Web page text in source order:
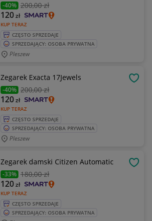
-40% 200,00 zł
KUP TERAZ
120zł
CZĘSTO SPRZEDAJE
SPRZEDAJĄCY: OSOBA PRYWATNA
Pleszew
Zegarek Exacta 17Jewels
-40% 200,00 zł
KUP TERAZ
120zł
CZĘSTO SPRZEDAJE
SPRZEDAJĄCY: OSOBA PRYWATNA
Pleszew
Zegarek damski Citizen Automatic
-33% 180,00 zł
KUP TERAZ
120zł
CZĘSTO SPRZEDAJE
SPRZEDAJĄCY: OSOBA PRYWATNA